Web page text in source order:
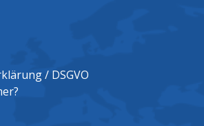
/ DSGVO